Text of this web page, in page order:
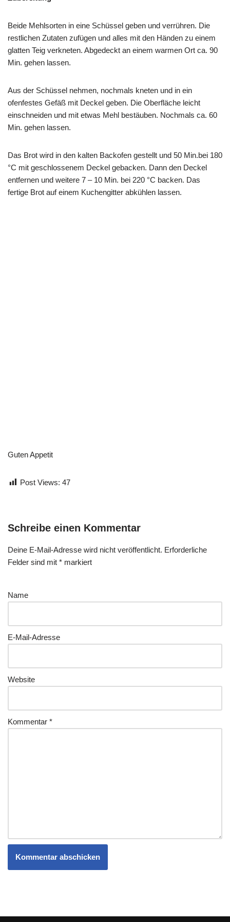
Beide Mehlsorten in eine Schüssel geben und verrühren. Die
restlichen Zutaten zufügen und alles mit den Händen zu einem
glatten Teig verkneten. Abgedeckt an einem warmen Ort ca. 90
Min. gehen lassen.
Aus der Schüssel nehmen, nochmals kneten und in ein
ofenfestes Gefäß mit Deckel geben. Die Oberfläche leicht
einschneiden und mit etwas Mehl bestäuben. Nochmals ca. 60
Min. gehen lassen.
Das Brot wird in den kalten Backofen gestellt und 50 Min.bei 180
°C mit geschlossenem Deckel gebacken. Dann den Deckel
entfernen und weitere 7 – 10 Min. bei 220 °C backen. Das
fertige Brot auf einem Kuchengitter abkühlen lassen.
Guten Appetit
Post Views: 47
Schreibe einen Kommentar
Deine E-Mail-Adresse wird nicht veröffentlicht. Erforderliche
Felder sind mit * markiert
Name
E-Mail-Adresse
Website
Kommentar *